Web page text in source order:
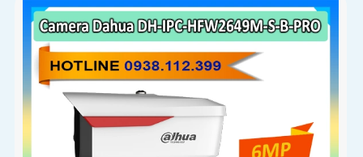
chống nước IP67, hoạt động ổn định ngoài trời